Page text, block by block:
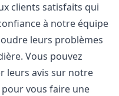
clients satisfaits qui
à notre équipe
leurs problèmes
Vous pouvez
leurs avis sur notre
vous faire une